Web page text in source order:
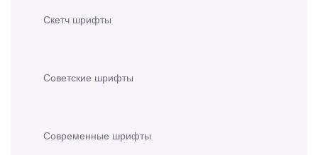
Скетч шрифты
Советские шрифты
Современные шрифты